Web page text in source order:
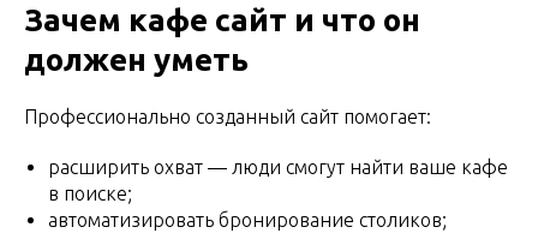
Зачем кафе сайт и что он
должен уметь
Профессионально созданный сайт помогает:
расширить охват — люди смогут найти ваше кафе
в поиске;
автоматизировать бронирование столиков;